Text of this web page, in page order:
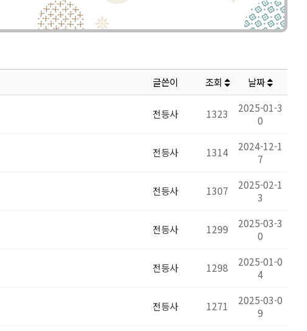
글쓴이 조회 날짜
전등사 1323
2025-01-3
0
전등사 1314
2024-12-1
7
전등사 1307
2025-02-1
3
전등사 1299
2025-03-3
0
전등사 1298
2025-01-0
4
전등사 1271
2025-03-0
9